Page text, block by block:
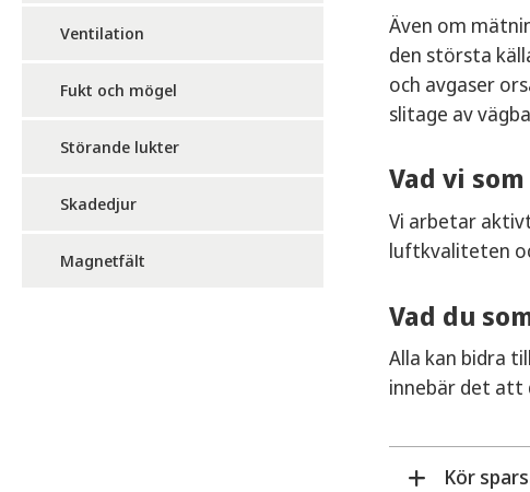
Ventilation
Fukt och mögel
Störande lukter
Skadedjur
Magnetfält
Även om
den största
och avgaser
slitage av
Vad vi
Vi arbetar
luftkvaliteten
Vad du
Alla kan bidra
innebär det att
Kör